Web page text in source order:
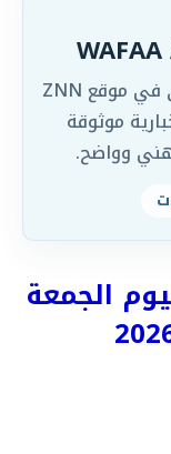
يعمل ضمن الفريق التحريري في موقع ZNN
موثوقة
وواضح.
الجمعة